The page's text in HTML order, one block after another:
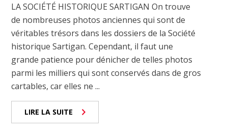
LA SOCIÉTÉ HISTORIQUE SARTIGAN On trouve
de nombreuses photos anciennes qui sont de
véritables trésors dans les dossiers de la Société
historique Sartigan. Cependant, il faut une
grande patience pour dénicher de telles photos
parmi les milliers qui sont conservés dans de gros
cartables, car elles ne ...
LIRE LA SUITE